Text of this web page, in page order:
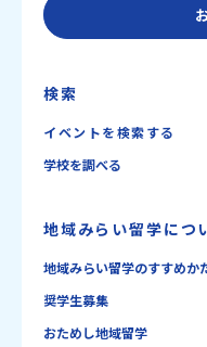
検索
イベントを検索する
学校を調べる
地域みらい留学につ
地域みらい留学のすすめか
奨学生募集
おためし地域留学